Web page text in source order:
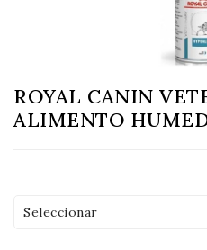
ROYAL CANIN
ALIMENTO
Seleccionar